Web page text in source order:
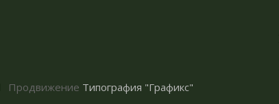
Продвижение Типография "Графикс"